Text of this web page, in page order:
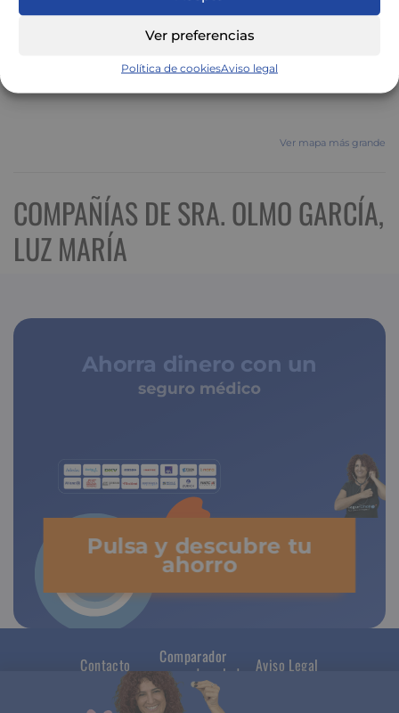
Ver preferencias
Política de cookiesAviso legal
Ver mapa más grande
COMPAÑÍAS DE SRA. OLMO GARCÍA,
LUZ MARÍA
Ahorra dinero con un
seguro médico
Pulsa y descubre tu
ahorro
Contacto
Comparador
seguros de salud
Aviso Legal